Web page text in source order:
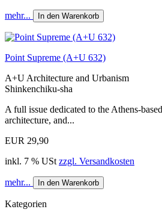
mehr... In den Warenkorb
Point Supreme (A+U 632)
A+U Architecture and Urbanism
Shinkenchiku-sha
A full issue dedicated to the Athens-
architecture, and...
EUR 29,90
inkl. 7 % USt zzgl. Versandkosten
mehr... In den Warenkorb
Kategorien